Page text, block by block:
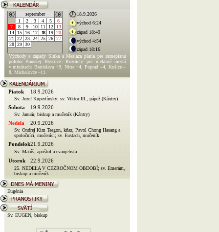
september
1
2 3 4 5
6
7
8 9 10 11 12
13
14
15 16 17 18 19 20
21
22 23 24 25 26 27
28 29 30
18.9.2026
východ 6:24
západ 18:49
východ 4:54
západ 18:16
Východy a západy Slnka a Mesiaca platia pre zemepisnú
polohu Banskej Bystrice. Rozdiely pre niektoré mestá
v minútach: Bratislava +9, Nitra +4, Poprad –4, Košice –
8, Michalovce –11.
Piatok 18.9.2026
Sv. Jozef Kupertínsky; sv. Viktor III., pápež (Kántry)
Sobota 19.9.2026
Sv. Január, biskup a mučeník (Kántry)
Nedela 20.9.2026
Sv. Ondrej Kim Taegon, kňaz, Pavol Chong Hasang a
spoločníci, mučeníci; sv. Eustach, mučeník
Pondelok21.9.2026
Sv. Matúš, apoštol a evanjelista
Utorok 22.9.2026
25. NEDEĽA V CEZROČNOM OBDOBÍ; sv. Emerám,
biskup a mučeník
Eugénia
Sv. EUGEN, biskup